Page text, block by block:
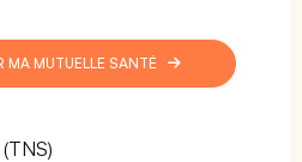
MA MUTUELLE SANTÉ